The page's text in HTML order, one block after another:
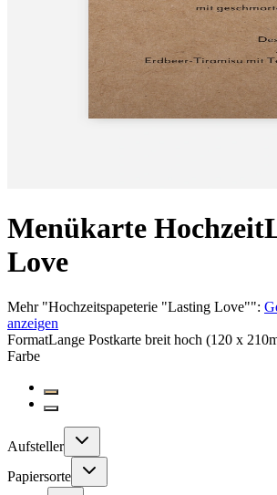
Menükarte Hochzeit
Love
Mehr"Hochzeitspapeterie "Lasting Love"":
anzeigen
FormatLange Postkarte breit hoch (120 x
Farbe
Aufsteller
Papiersorte